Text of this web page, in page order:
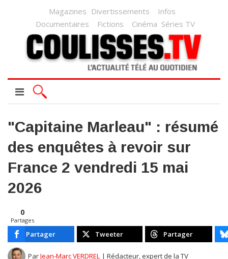
Magazines Divertissements
Infos
Documentaires
Fictions Cinéma Séries TV
"Capitaine Marleau" : résumé
des enquêtes à revoir sur
France 2 vendredi 15 mai
2026
0
Partages
Partager Tweeter Partager
ParJean-Marc VERDREL | Rédacteur, expert de la TV